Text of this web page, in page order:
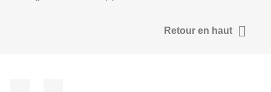
Retour en haut 